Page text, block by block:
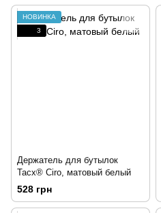
НОВИНКА
3
Держатель для бутылок
Tacx® Ciro, матовый белый
528 грн